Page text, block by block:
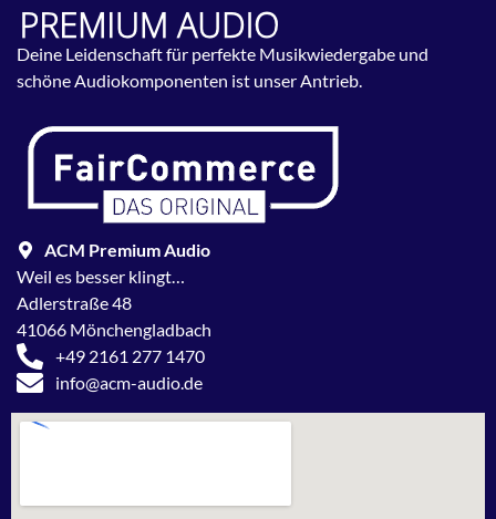
Deine Leidenschaft für perfekte Musikwiedergabe und
schöne Audiokomponenten ist unser Antrieb.
ACM Premium Audio
Weil es besser klingt…
Adlerstraße 48
41066 Mönchengladbach
+49 2161 277 1470
info@acm-audio.de